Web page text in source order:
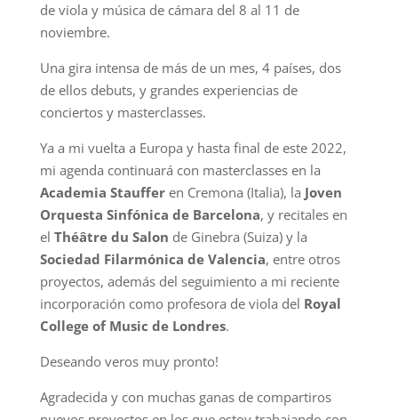
de viola y música de cámara del 8 al 11 de
noviembre.
Una gira intensa de más de un mes, 4 países, dos
de ellos debuts, y grandes experiencias de
conciertos y masterclasses.
Ya a mi vuelta a Europa y hasta final de este 2022,
mi agenda continuará con masterclasses en la
Academia Staufferen Cremona (Italia), la Joven
Orquesta Sinfónica de Barcelona, y recitales en
el Théâtre du Salon de Ginebra (Suiza) y la
Sociedad Filarmónica de Valencia, entre otros
proyectos, además del seguimiento a mi reciente
incorporación como profesora de viola del Royal
College of Music de Londres.
Deseando veros muy pronto!
Agradecida y con muchas ganas de compartiros